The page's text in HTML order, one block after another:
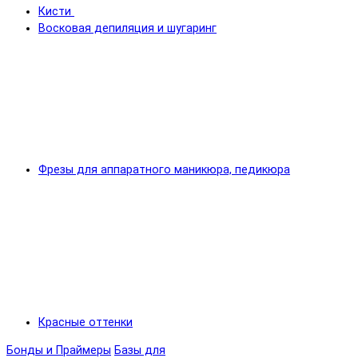
Кисти
Восковая депиляция и шугаринг
Фрезы для аппаратного маникюра, педикюра
Красные оттенки
Бонды и Праймеры Базы для